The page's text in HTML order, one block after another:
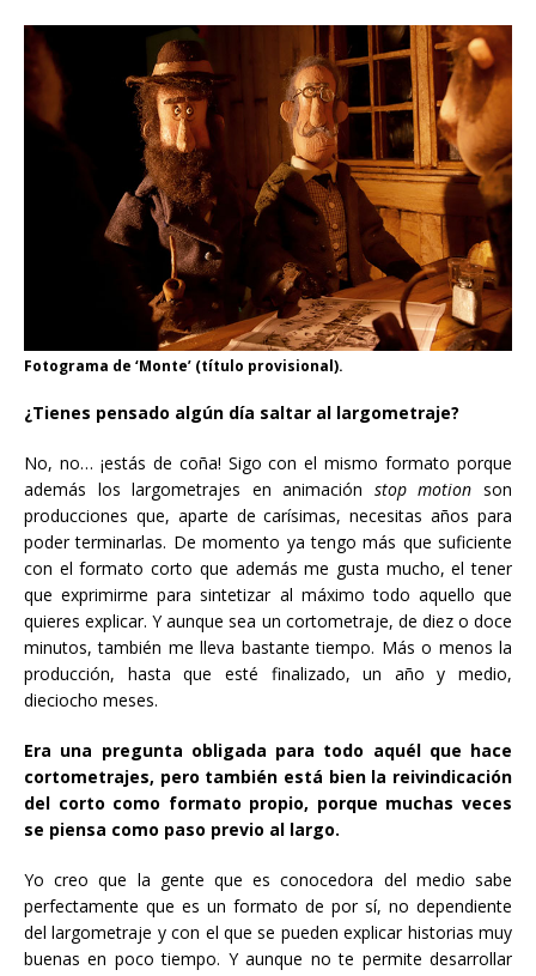
Fotograma de ‘Monte’ (título provisional).
¿Tienes pensado algún día saltar al largometraje?
No, no… ¡estás de coña! Sigo con el mismo formato porque
además los largometrajes en animación stop motion son
producciones que, aparte de carísimas, necesitas años para
poder terminarlas. De momento ya tengo más que suficiente
con el formato corto que además me gusta mucho, el tener
que exprimirme para sintetizar al máximo todo aquello que
quieres explicar. Y aunque sea un cortometraje, de diez o doce
minutos, también me lleva bastante tiempo. Más o menos la
producción, hasta que esté finalizado, un año y medio,
dieciocho meses.
Era una pregunta obligada para todo aquél que hace
cortometrajes, pero también está bien la reivindicación
del corto como formato propio, porque muchas veces
se piensa como paso previo al largo.
Yo creo que la gente que es conocedora del medio sabe
perfectamente que es un formato de por sí, no dependiente
del largometraje y con el que se pueden explicar historias muy
buenas en poco tiempo. Y aunque no te permite desarrollar